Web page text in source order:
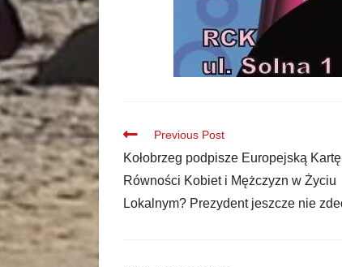
Previous Post
Kołobrzeg podpisze Europejską Kartę
Równości Kobiet i Mężczyzn w Życiu
Lokalnym? Prezydent jeszcze nie